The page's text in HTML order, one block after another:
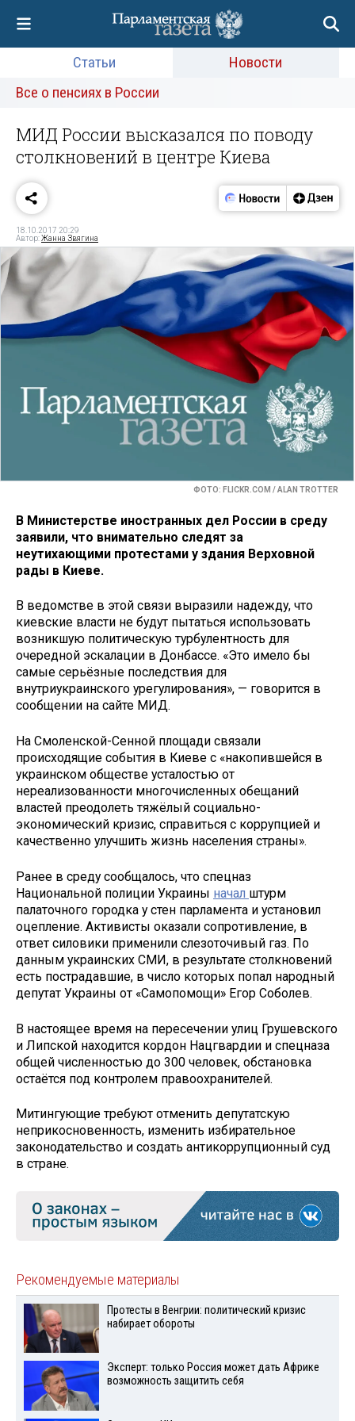
Статьи
Новости
Все о пенсиях в России
МИД России высказался по поводу
столкновений в центре Киева
18.10.2017 20:29
Автор:Жанна Звягина
ФОТО: FLICKR.COM / ALAN TROTTER
В Министерстве иностранных дел России в среду
заявили, что внимательно следят за
неутихающими протестами у здания Верховной
рады в Киеве.
В ведомстве в этой связи выразили надежду, что
киевские власти не будут пытаться использовать
возникшую политическую турбулентность для
очередной эскалации в Донбассе. «Это имело бы
самые серьёзные последствия для
внутриукраинского урегулирования», — говорится в
сообщении на сайте МИД.
На Смоленской-Сенной площади связали
происходящие события в Киеве с «накопившейся в
украинском обществе усталостью от
нереализованности многочисленных обещаний
властей преодолеть тяжёлый социально-
экономический кризис, справиться с коррупцией и
качественно улучшить жизнь населения страны».
Ранее в среду сообщалось, что спецназ
Национальной полиции Украины начал штурм
палаточного городка у стен парламента и установил
оцепление. Активисты оказали сопротивление, в
ответ силовики применили слезоточивый газ. По
данным украинских СМИ, в результате столкновений
есть пострадавшие, в число которых попал народный
депутат Украины от «Самопомощи» Егор Соболев.
В настоящее время на пересечении улиц Грушевского
и Липской находится кордон Нацгвардии и спецназа
общей численностью до 300 человек, обстановка
остаётся под контролем правоохранителей.
Митингующие требуют отменить депутатскую
неприкосновенность, изменить избирательное
законодательство и создать антикоррупционный суд
в стране.
Рекомендуемые материалы
Протесты в Венгрии: политический кризис
набирает обороты
Эксперт: только Россия может дать Африке
возможность защитить себя